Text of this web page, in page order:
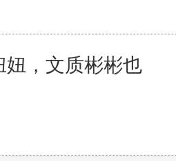
妞，文质彬彬也